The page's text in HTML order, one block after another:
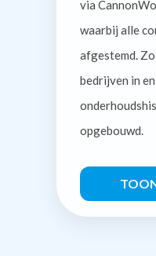
via
waarbij alle
afgestemd.
bedrijven in
opgebouwd.